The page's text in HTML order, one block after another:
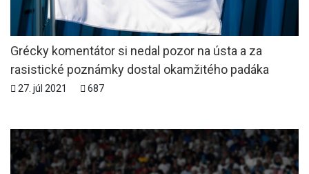
Grécky komentátor si nedal pozor na ústa a za
rasistické poznámky dostal okamžitého padáka
27. júl 2021 687